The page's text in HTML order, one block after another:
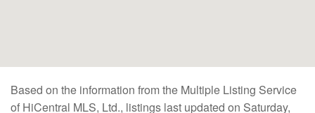
Based on the information from the Multiple Listing Service
of HiCentral MLS, Ltd., listings last updated on Saturday,